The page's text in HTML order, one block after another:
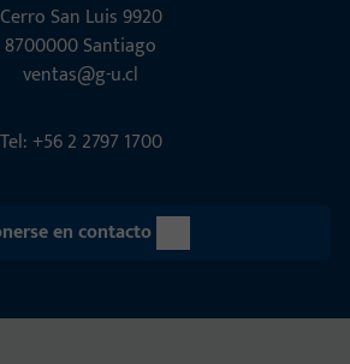
Cerro San Luis 9920
8700000 Santiago
ventas@g-u.cl
Tel: +56 2 2797 1700
en contacto